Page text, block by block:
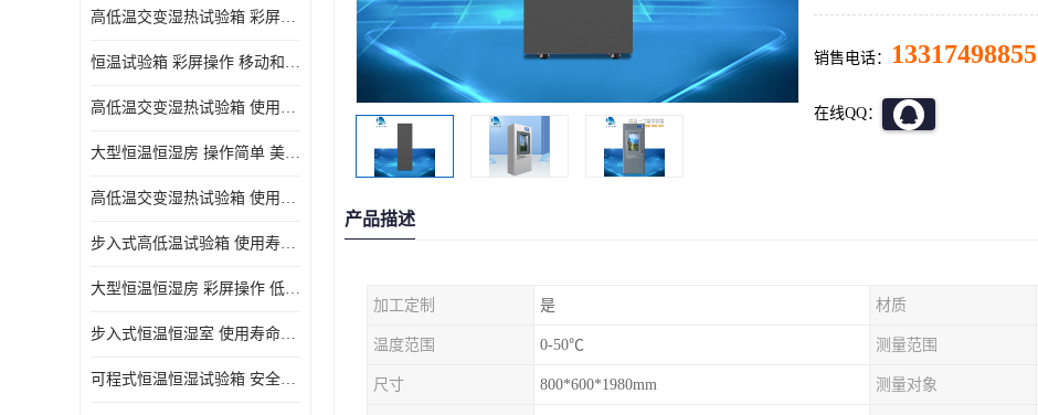
高低温交变湿热试验箱 彩屏操作 移动和放置方便
恒温试验箱 彩屏操作 移动和放置方便
高低温交变湿热试验箱 使用寿命长 优良外油漆
大型恒温恒湿房 操作简单 美观实用 清洁更方便
高低温交变湿热试验箱 使用寿命长 造型美观大方新颖
步入式高低温试验箱 使用寿命长 低耗电量 平稳电流
大型恒温恒湿房 彩屏操作 低耗电量 平稳电流
步入式恒温恒湿室 使用寿命长 移动和放置方便
可程式恒温恒湿试验箱 安全可靠 美观实用 清洁更方便
销售电话： 13317498855
在线QQ：
产品描述
加工定制 是 材质
温度范围 0-50℃ 测量范围
尺寸 800*600*1980mm 测量对象